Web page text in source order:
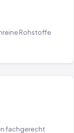
Rohstoffe
fachgerecht